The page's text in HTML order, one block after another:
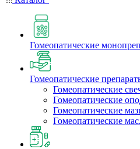
Гомеопатические
Гомеопатические
Гомеопатические
Гомеопатические
Гомеопатические
Гомеопатические